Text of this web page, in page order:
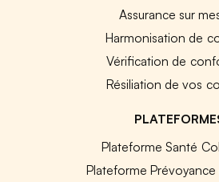
Assurance sur
Harmonisation de
Vérification de
Résiliation de vos
Plateforme Santé
Plateforme